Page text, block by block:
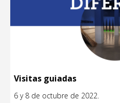
Visitas guiadas
6 y 8 de octubre de 2022.